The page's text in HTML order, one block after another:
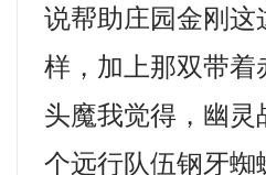
说帮助庄园金刚
样，加上那双带
头魔我觉得，幽
个远行队伍钢牙